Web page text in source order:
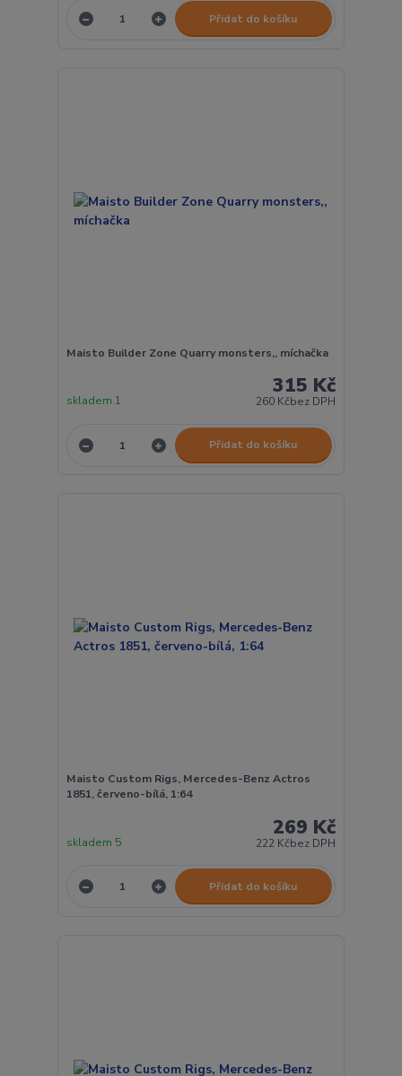
Přidat do košíku
Maisto Builder Zone Quarry monsters,, míchačka
315 Kč
260 Kčbez DPH
skladem 1
Přidat do košíku
Maisto Custom Rigs, Mercedes-Benz Actros
1851, červeno-bílá, 1:64
269 Kč
222 Kčbez DPH
skladem 5
Přidat do košíku